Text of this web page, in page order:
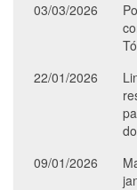
03/03/2026
22/01/2026
09/01/2026